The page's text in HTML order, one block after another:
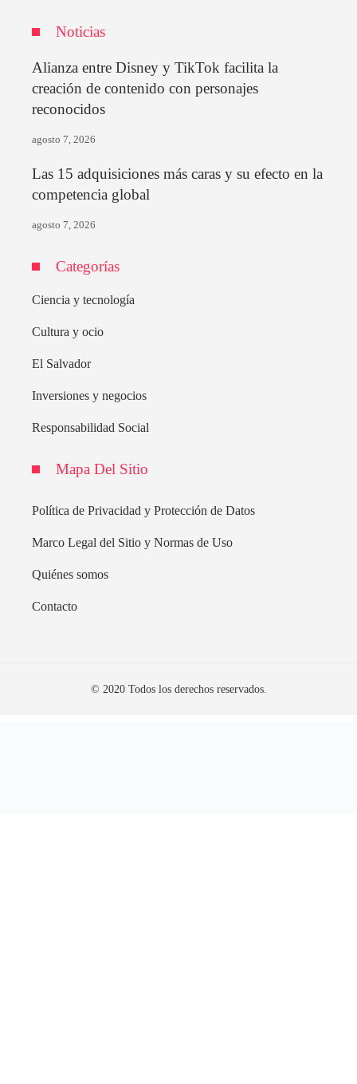
Noticias
Alianza entre Disney y TikTok facilita la
creación de contenido con personajes
reconocidos
agosto 7, 2026
Las 15 adquisiciones más caras y su efecto en la
competencia global
agosto 7, 2026
Categorías
Ciencia y tecnología
Cultura y ocio
El Salvador
Inversiones y negocios
Responsabilidad Social
Mapa Del Sitio
Política de Privacidad y Protección de Datos
Marco Legal del Sitio y Normas de Uso
Quiénes somos
Contacto
© 2020 Todos los derechos reservados.